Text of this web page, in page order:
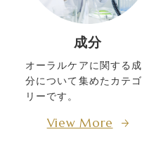
成分
オーラルケアに関する成
分について集めたカテゴ
リーです。
View More